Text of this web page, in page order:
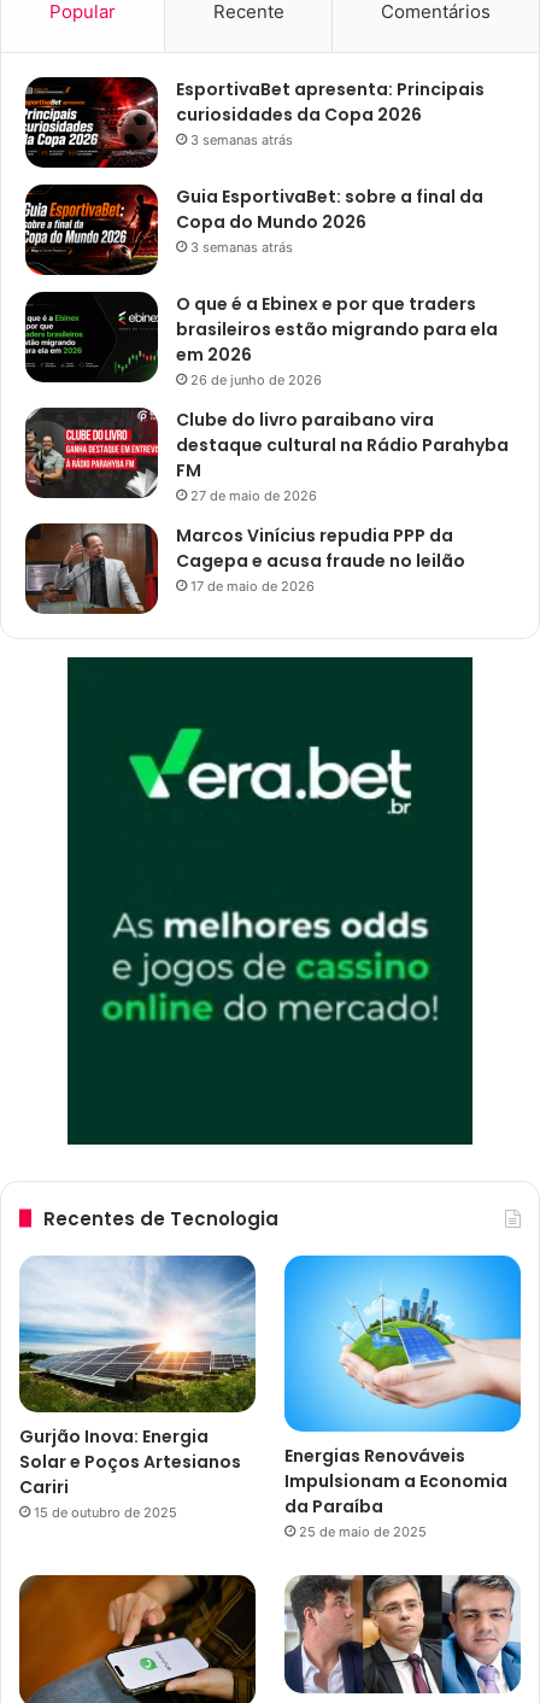
n
e
s
n
â
s
d
e
J
o
o
P
e
s
Popular Recente Comentários
EsportivaBet apresenta: Principais
curiosidades da Copa 2026
3 semanas atrás
Guia EsportivaBet: sobre a final da
Copa do Mundo 2026
3 semanas atrás
O que é a Ebinex e por que traders
brasileiros estão migrando para ela
em 2026
26 de junho de 2026
Clube do livro paraibano vira
destaque cultural na Rádio Parahyba
FM
27 de maio de 2026
Marcos Vinícius repudia PPP da
Cagepa e acusa fraude no leilão
17 de maio de 2026
Recentes de Tecnologia
Gurjão Inova: Energia
Solar e Poços Artesianos
Cariri
15 de outubro de 2025
Energias Renováveis
Impulsionam a Economia
da Paraíba
25 de maio de 2025